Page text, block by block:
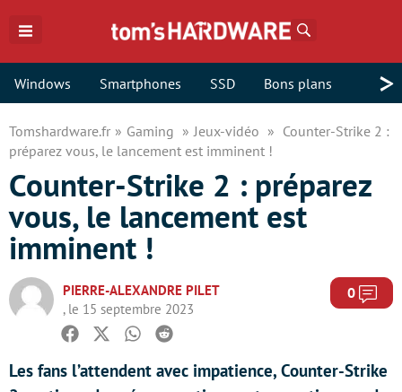
Windows Smartphones SSD Bons plans >
Tomshardware.fr Gaming Jeux-vidéo
Counter-Strike 2 :
préparez vous, le lancement est imminent !
Counter-Strike 2 : préparez
vous, le lancement est
imminent !
PIERRE-ALEXANDRE PILET
, le 15 septembre 2023
0
Facebook
TwitterWhatsapp
Reddit
Les fans l’attendent avec impatience, Counter-Strike